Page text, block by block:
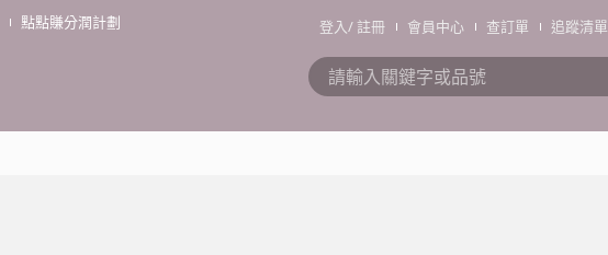
點點賺分潤計劃 登入/註冊 會員中心 查訂單 追蹤清單